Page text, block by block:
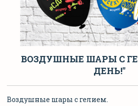
ВОЗДУШНЫЕ ШАРЫ С
ДЕНЬ!"
Воздушные шары с гелием.